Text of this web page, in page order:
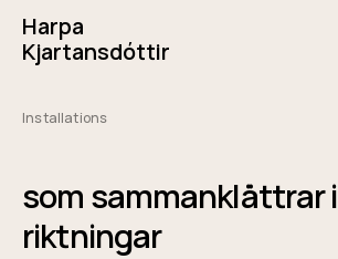
content
Harpa
Kjartansdóttir
Installations
som sammanklättrar i
riktningar